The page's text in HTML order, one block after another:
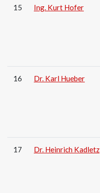
15 Ing. Kurt Hofer
16 Dr. Karl Hueber
17 Dr. Heinrich Kadletz